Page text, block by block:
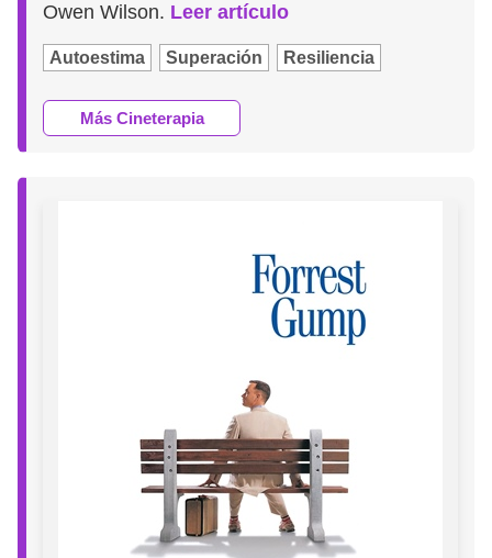
Owen Wilson. Leer artículo
Autoestima Superación Resiliencia
Más Cineterapia